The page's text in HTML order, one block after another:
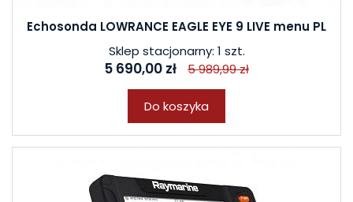
Echosonda LOWRANCE EAGLE EYE 9 LIVE menu PL
Sklep stacjonarny: 1 szt.
5 690,00 zł 5 989,99 zł
Do koszyka